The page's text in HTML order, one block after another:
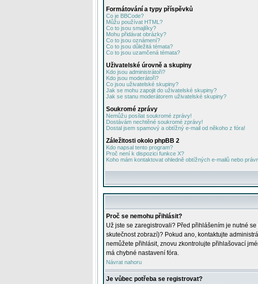
Formátování a typy příspěvků
Co je BBCode?
Můžu používat HTML?
Co to jsou smajlíky?
Mohu přidávat obrázky?
Co to jsou oznámení?
Co to jsou důležitá témata?
Co to jsou uzamčená témata?
Uživatelské úrovně a skupiny
Kdo jsou administrátoři?
Kdo jsou moderátoři?
Co jsou uživatelské skupiny?
Jak se mohu zapojit do uživatelské skupiny?
Jak se stanu moderátorem uživatelské skupiny?
Soukromé zprávy
Nemůžu posílat soukromé zprávy!
Dostávám nechtěné soukromé zprávy!
Dostal jsem spamový a obtížný e-mail od někoho z fóra!
Záležitosti okolo phpBB 2
Kdo napsal tento program?
Proč není k dispozici funkce X?
Koho mám kontaktovat ohledně obtížných e-mailů nebo
Proč se nemohu přihlásit?
Už jste se zaregistrovali? Před přihlášením je nutné
skutečnost zobrazí)? Pokud ano, kontaktujte
nemůžete přihlásit, znovu zkontrolujte přihlašovací
má chybné nastavení fóra.
Návrat nahoru
Je vůbec potřeba se registrovat?